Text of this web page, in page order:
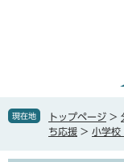
で
ば現在地 トップページ >
ち応援 > 小学校